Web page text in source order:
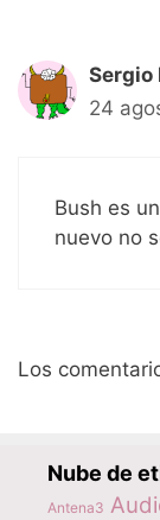
Sergio
24
Bush es
nuevo no
Los
Nube de
Antena3